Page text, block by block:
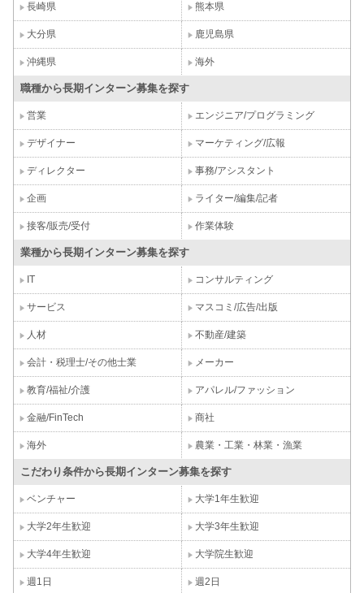
長崎県 熊本県
大分県 鹿児島県
沖縄県 海外
職種から長期インターン募集を探す
営業 エンジニア/プログラミング
デザイナー マーケティング/広報
ディレクター 事務/アシスタント
企画 ライター/編集/記者
接客/販売/受付 作業体験
業種から長期インターン募集を探す
IT コンサルティング
サービス マスコミ/広告/出版
人材 不動産/建築
会計・税理士/その他士業 メーカー
教育/福祉/介護 アパレル/ファッション
金融/FinTech 商社
海外 農業・工業・林業・漁業
こだわり条件から長期インターン募集を探す
ベンチャー 大学1年生歓迎
大学2年生歓迎 大学3年生歓迎
大学4年生歓迎 大学院生歓迎
週1日 週2日